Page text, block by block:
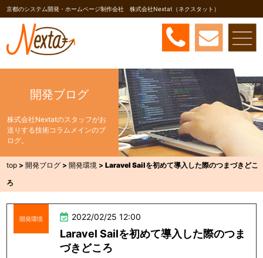
京都のシステム開発・ホームページ制作会社 株式会社Nextat（ネクスタット）
開発ブログ
株式会社Nextatのスタッフがお
送りする技術コラムメインのブ
ログ。
top >開発ブログ >開発環境 >Laravel Sailを初めて導入した際のつまづきどこ
ろ
開発環境 2022/02/25 12:00
Laravel Sailを初めて導入した際のつま
づきどころ